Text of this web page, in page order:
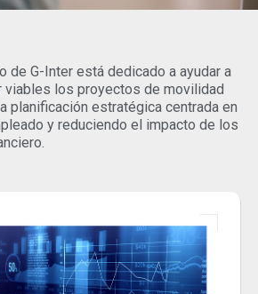
de G-Inter está dedicado a ayudar a
viables los proyectos de movilidad
planificación estratégica centrada en
y reduciendo el impacto de los